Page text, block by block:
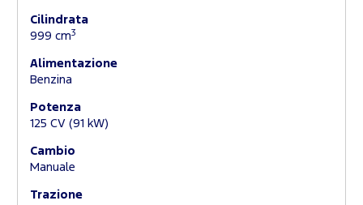
Cilindrata
999 cm3
Alimentazione
Benzina
Potenza
125 CV (91 kW)
Cambio
Manuale
Trazione